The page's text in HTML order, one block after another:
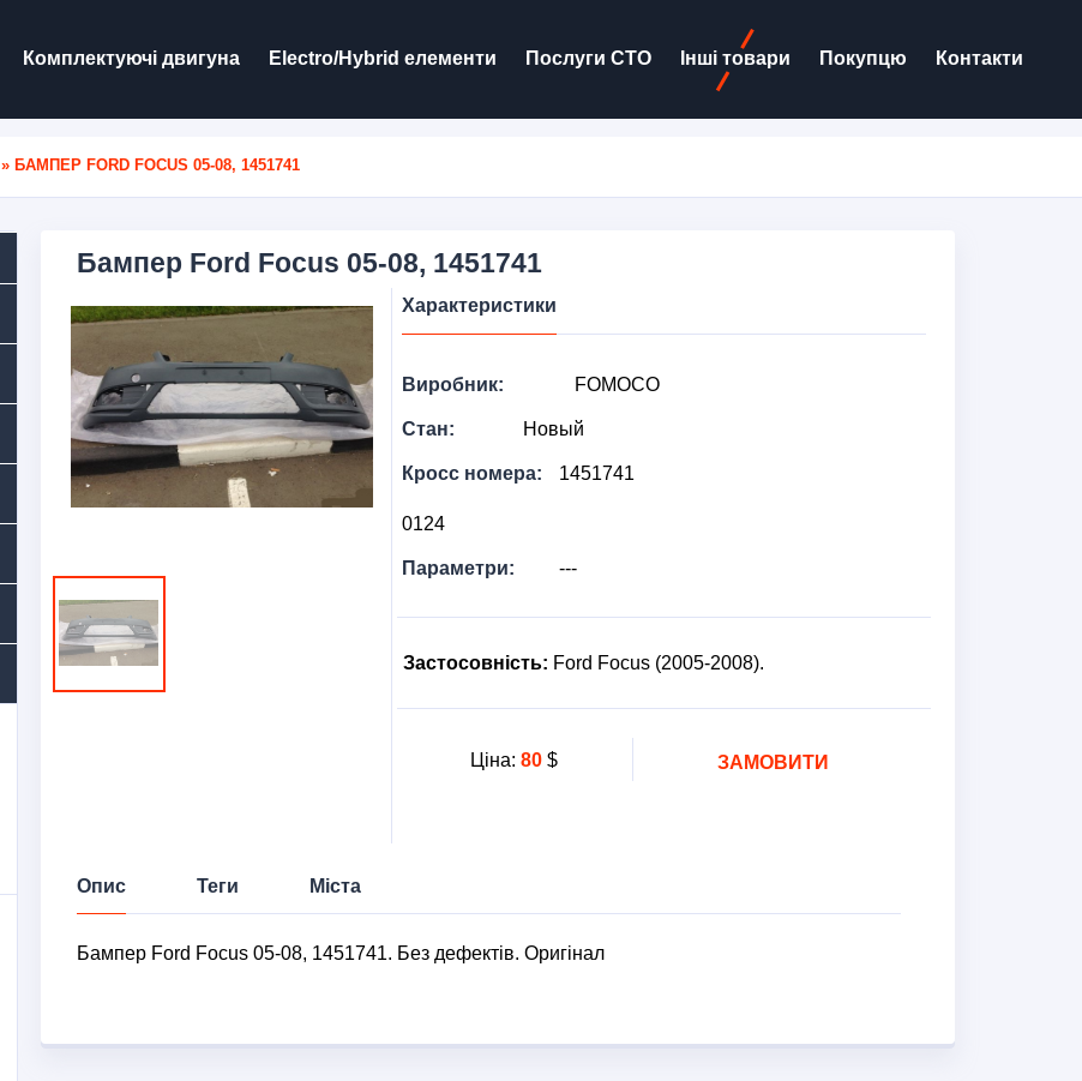
Комплектуючі двигуна Electro/Hybrid елементи Послуги СТО Інші товари Покупцю Контакти
» БАМПЕР FORD FOCUS 05-08, 1451741
Бампер Ford Focus 05-08, 1451741
Характеристики
Виробник: FOMOCO
Стан: Новый
Кросс номера: 1451741
0124
Параметри: ---
Застосовність: Ford Focus (2005-2008).
Ціна: 80$ ЗАМОВИТИ
Опис Теги Міста
Бампер Ford Focus 05-08, 1451741. Без дефектів. Оригінал